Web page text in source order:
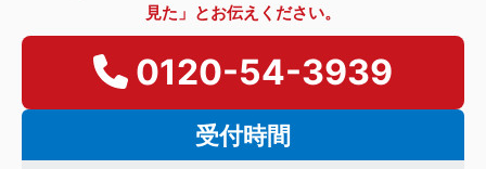
見た」とお伝えください。
0120-54-3939
受付時間